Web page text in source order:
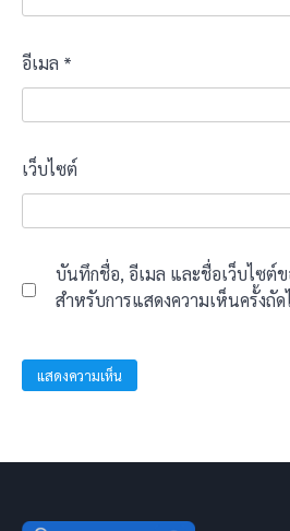
อีเมล *
เว็บไซต์
บันทึกชื่อ, อีเมล และชื่อเว็บไซต์
สำหรับการแสดงความเห็นครั้งถัด